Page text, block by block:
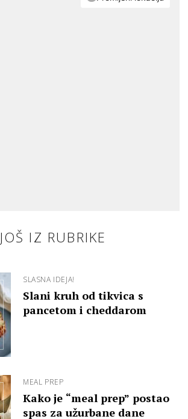
JOŠ IZ RUBRIKE
SLASNA IDEJA!
Slani kruh od tikvica s
pancetom i cheddarom
MEAL PREP
Kako je “meal prep” postao
spas za užurbane dane